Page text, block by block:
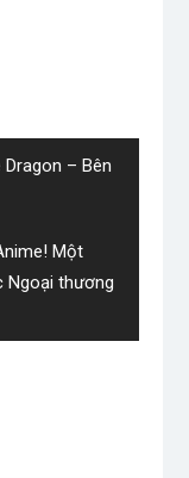
– Bên
Một
Ngoại thương